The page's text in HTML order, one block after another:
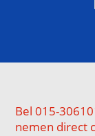
Bel 015-
nemen direct